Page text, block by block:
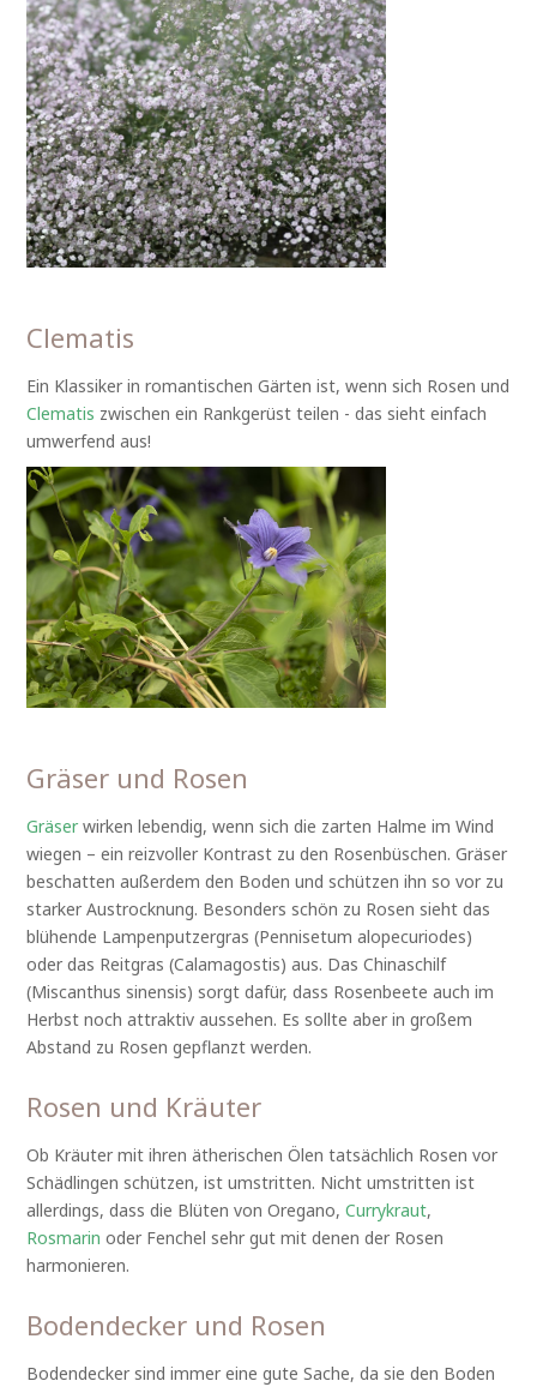
Clematis
Ein Klassiker in romantischen Gärten ist, wenn sich Rosen und
Clematis zwischen ein Rankgerüst teilen - das sieht einfach
umwerfend aus!
Gräser und Rosen
Gräser wirken lebendig, wenn sich die zarten Halme im Wind
wiegen – ein reizvoller Kontrast zu den Rosenbüschen. Gräser
beschatten außerdem den Boden und schützen ihn so vor zu
starker Austrocknung. Besonders schön zu Rosen sieht das
blühende Lampenputzergras (Pennisetum alopecuriodes)
oder das Reitgras (Calamagostis) aus. Das Chinaschilf
(Miscanthus sinensis) sorgt dafür, dass Rosenbeete auch im
Herbst noch attraktiv aussehen. Es sollte aber in großem
Abstand zu Rosen gepflanzt werden.
Rosen und Kräuter
Ob Kräuter mit ihren ätherischen Ölen tatsächlich Rosen vor
Schädlingen schützen, ist umstritten. Nicht umstritten ist
allerdings, dass die Blüten von Oregano,Currykraut,
Rosmarin oder Fenchel sehr gut mit denen der Rosen
harmonieren.
Bodendecker und Rosen
Bodendecker sind immer eine gute Sache, da sie den Boden